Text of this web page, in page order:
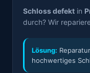
Schloss defekt in
durch? Wir
Lösung:
hochwertiges